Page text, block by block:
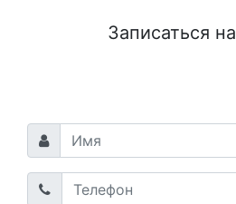
Записаться
импортные материалы
Гарантия качества на